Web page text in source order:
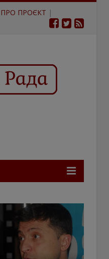
ПРО ПРОЄКТ |